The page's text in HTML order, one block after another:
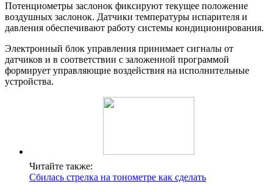
Потенциометры заслонок фиксируют текущее положение
воздушных заслонок. Датчики температуры испарителя и
давления обеспечивают работу системы кондиционирования.
Электронный блок управления принимает сигналы от
датчиков и в соответствии с заложенной программой
формирует управляющие воздействия на исполнительные
устройства.
Читайте также:
Сбилась стрелка на тонометре как сделать